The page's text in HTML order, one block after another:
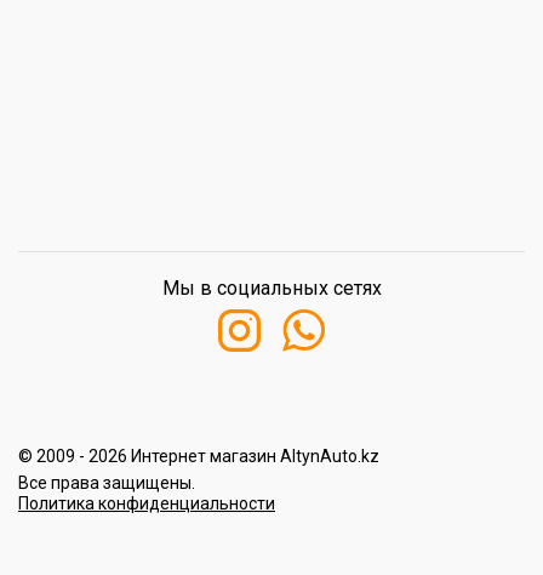
© 2009 - 2026 Интернет магазин AltynAuto.kz
Все права защищены.
Политика конфиденциальности
Мы в социальных сетях